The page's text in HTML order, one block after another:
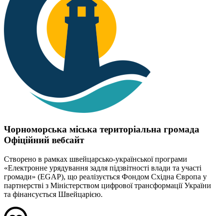
Чорноморська міська територіальна громада
Офіційний вебсайт
Створено в рамках швейцарсько-української програми
«Електронне урядування задля підзвітності влади та участі
громади» (EGAP), що реалізується Фондом Східна Європа у
партнерстві з Міністерством цифрової трансформації України
та фінансується Швейцарією.